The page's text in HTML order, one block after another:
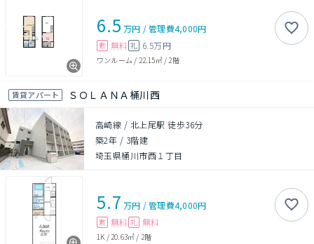
6.5 万円 /管理費4,000円
敷 無料 礼 6.5万円
ワンルーム / 22.15㎡/ 2階
賃貸アパート ＳＯＬＡＮＡ桶川西
高崎線 / 北上尾駅 徒歩36分
築2年 / 3階建
埼玉県桶川市西１丁目
5.7 万円 /管理費4,000円
敷 無料 礼 無料
1K / 20.63㎡ / 2階